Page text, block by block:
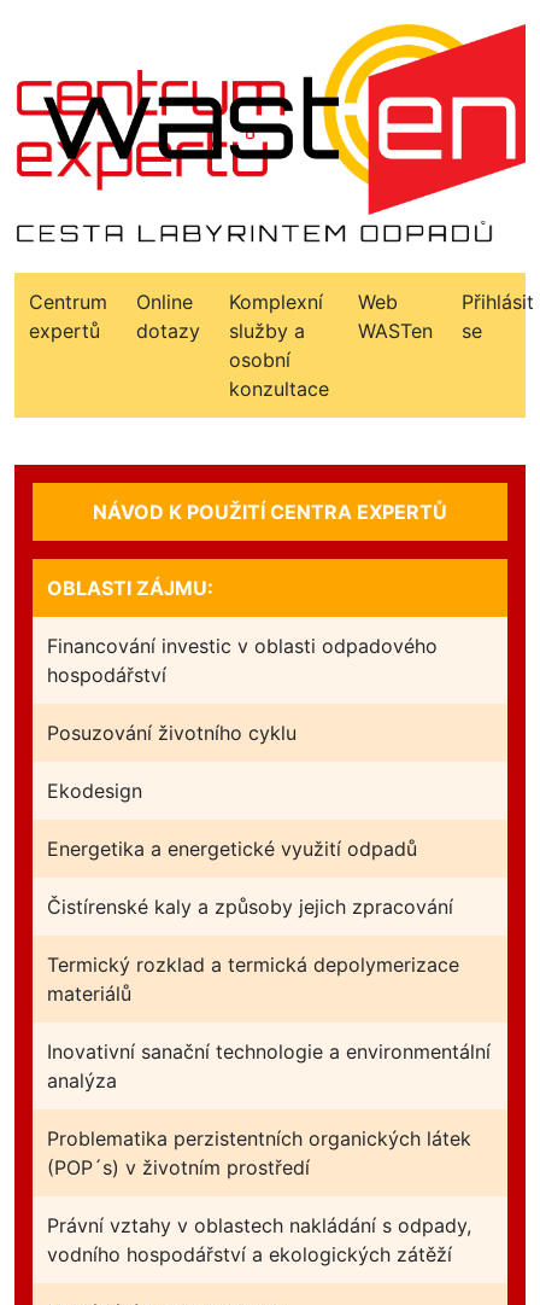
Centrum
expertů
Online
dotazy
Komplexní
služby a
osobní
konzultace
Web
WASTen
Přihlásit
se
NÁVOD K POUŽITÍ CENTRA EXPERTŮ
OBLASTI ZÁJMU:
Financování investic v oblasti odpadového
hospodářství
Posuzování životního cyklu
Ekodesign
Energetika a energetické využití odpadů
Čistírenské kaly a způsoby jejich zpracování
Termický rozklad a termická depolymerizace
materiálů
Inovativní sanační technologie a environmentální
analýza
Problematika perzistentních organických látek
(POP´s) v životním prostředí
Právní vztahy v oblastech nakládání s odpady,
vodního hospodářství a ekologických zátěží